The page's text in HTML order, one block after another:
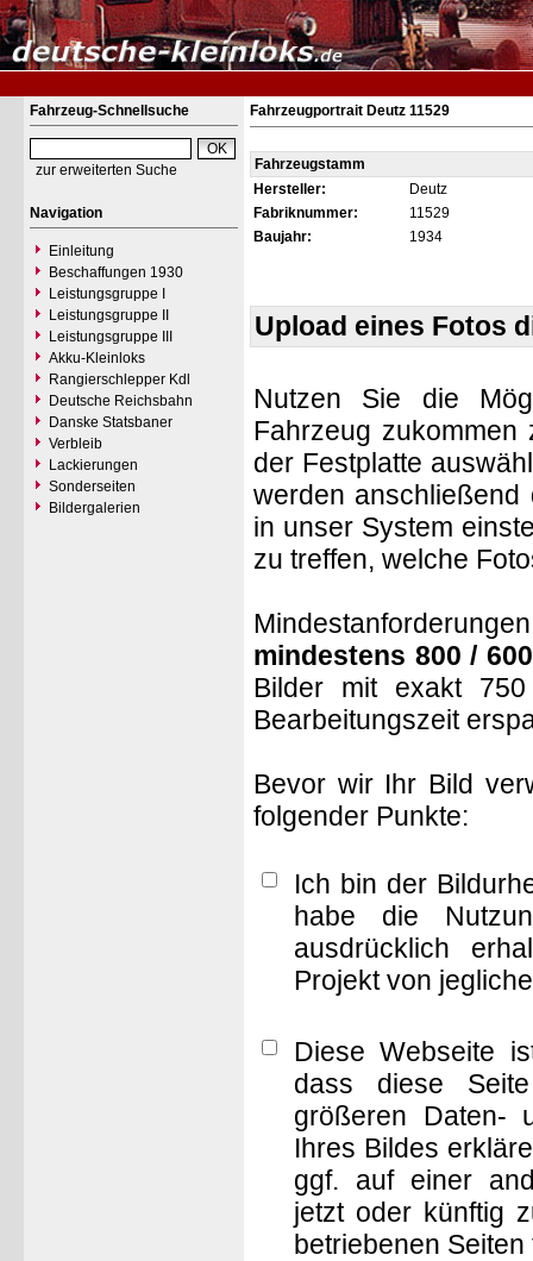
Fahrzeug-Schnellsuche
zur erweiterten Suche
Navigation
Einleitung
Beschaffungen 1930
Leistungsgruppe I
Leistungsgruppe II
Leistungsgruppe III
Akku-Kleinloks
Rangierschlepper Kdl
Deutsche Reichsbahn
Danske Statsbaner
Verbleib
Lackierungen
Sonderseiten
Bildergalerien
Fahrzeugportrait Deutz 11529
Fahrzeugstamm
Hersteller:
Deutz
Fabriknummer:
11529
Baujahr:
1934
Upload eines Fotos
Nutzen Sie die
Fahrzeug
der Festplatte
werden anschließend
in unser System
zu treffen, welche
mindestens 800 /
Bilder mit exakt
Bearbeitungszeit
Bevor wir Ihr Bild
folgender Punkte:
Ich bin der
habe die
ausdrücklich
Projekt von
Diese Webseite
dass diese
größeren Daten-
Ihres Bildes
ggf. auf einer
jetzt oder künftig
betriebenen